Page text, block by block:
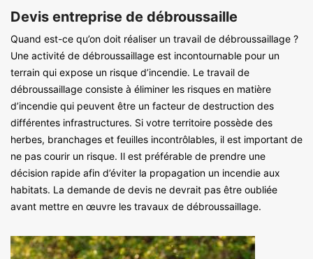
Devis entreprise de débroussaille
Quand est-ce qu’on doit réaliser un travail de débroussaillage ?
Une activité de débroussaillage est incontournable pour un
terrain qui expose un risque d’incendie. Le travail de
débroussaillage consiste à éliminer les risques en matière
d’incendie qui peuvent être un facteur de destruction des
différentes infrastructures. Si votre territoire possède des
herbes, branchages et feuilles incontrôlables, il est important de
ne pas courir un risque. Il est préférable de prendre une
décision rapide afin d’éviter la propagation un incendie aux
habitats. La demande de devis ne devrait pas être oubliée
avant mettre en œuvre les travaux de débroussaillage.